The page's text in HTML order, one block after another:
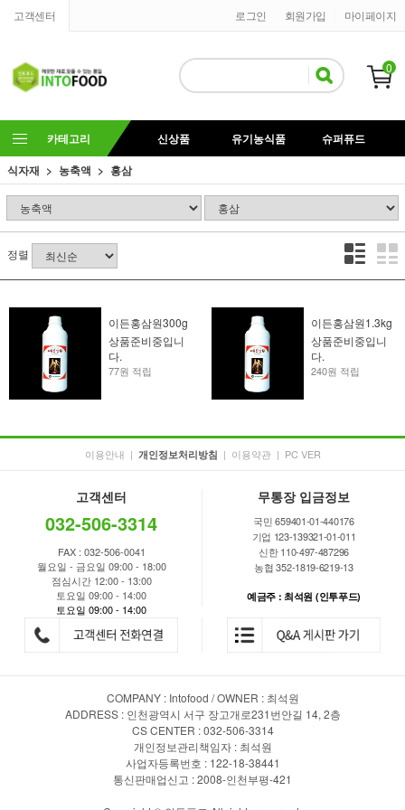
고객센터 마이페이지
회원가입
로그인
0
카테고리 신상품 유기농식품
슈퍼퓨드
식자재
농축액 홍삼
정렬
이든홍삼원300g
상품준비중입니
다.
77원 적립
이든홍삼원1.3kg
상품준비중입니
다.
240원 적립
이용안내 | 개인정보처리방침 | 이용약관 | PC VER
고객센터
032-506-3314
FAX : 032-506-0041
월요일 - 금요일 09:00 - 18:00
점심시간 12:00 - 13:00
토요일 09:00 - 14:00
토요일 09:00 - 14:00
무통장 입금정보
국민 659401-01-440176
기업 123-139321-01-011
신한 110-497-487296
농협 352-1819-6219-13
예금주 : 최석원 (인투푸드)
COMPANY : Intofood / OWNER : 최석원
ADDRESS : 인천광역시 서구 장고개로231번안길 14, 2층
CS CENTER : 032-506-3314
개인정보관리책임자 : 최석원
사업자등록번호 : 122-18-38441
통신판매업신고 : 2008-인천부평-421